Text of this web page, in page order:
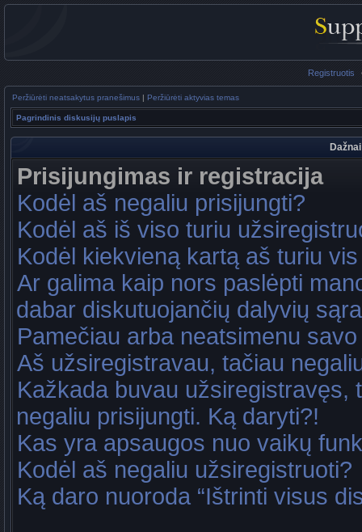
Registruotis
Peržiūrėti neatsakytus pranešimus | Peržiūrėti aktyvias temas
Pagrindinis diskusijų puslapis
Prisijungimas ir registracija
Kodėl aš negaliu prisijungti?
Kodėl aš iš viso turiu
Kodėl kiekvieną kartą aš turiu
Ar galima kaip nors paslėpti
dabar diskutuojančių dalyvių
Pamečiau arba neatsimenu
Aš užsiregistravau, tačiau
Kažkada buvau užsiregistravęs,
negaliu prisijungti. Ką daryti?!
Kas yra apsaugos nuo vaikų
Kodėl aš negaliu užsiregistruoti?
Ką daro nuoroda “Ištrinti visus